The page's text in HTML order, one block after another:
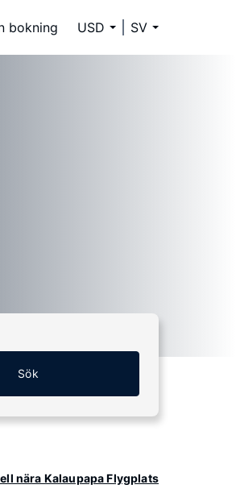
bokning USD SV
Sök
nära Kalaupapa Flygplats